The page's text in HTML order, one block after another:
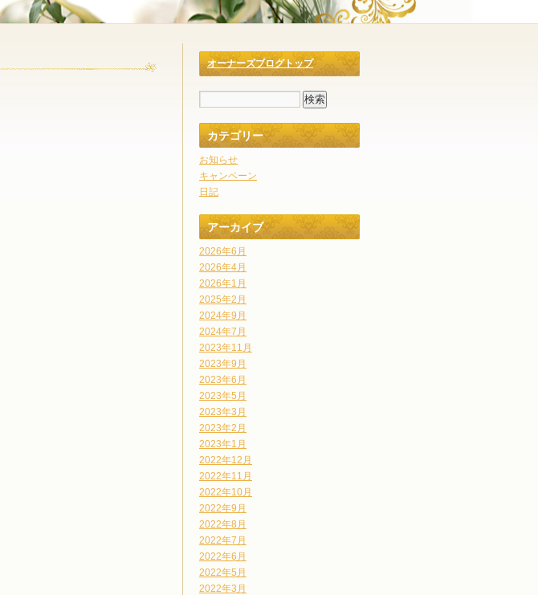
オーナーズブログトップ
カテゴリー
お知らせ
キャンペーン
日記
アーカイブ
2026年6月
2026年4月
2026年1月
2025年2月
2024年9月
2024年7月
2023年11月
2023年9月
2023年6月
2023年5月
2023年3月
2023年2月
2023年1月
2022年12月
2022年11月
2022年10月
2022年9月
2022年8月
2022年7月
2022年6月
2022年5月
2022年3月